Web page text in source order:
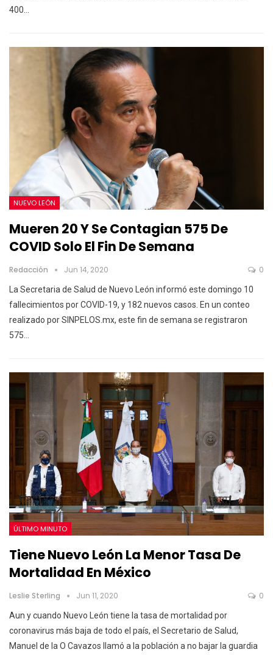
400…
NUEVO LEÓN
Mueren 20 Y Se Contagian 575 De
COVID Solo El Fin De Semana
Redacción Jun 14, 2020 0
La Secretaria de Salud de Nuevo León informó este domingo 10
fallecimientos por COVID-19, y 182 nuevos casos. En un conteo
realizado por SINPELOS.mx, este fin de semana se registraron
575…
ÚLTIMO MINUTO
Tiene Nuevo León La Menor Tasa De
Mortalidad En México
Leslie Sterling Jun 11, 2020 0
Aun y cuando Nuevo León tiene la tasa de mortalidad por
coronavirus más baja de todo el país, el Secretario de Salud,
Manuel de la O Cavazos llamó a la población a no bajar la guardia